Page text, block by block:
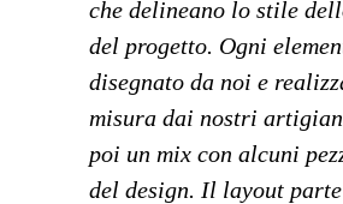
che delineano lo stile
del progetto. Ogni
disegnato da noi e
misura dai nostri
poi un mix con alcuni
del design. Il layout